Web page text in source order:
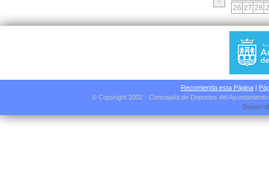
26 27 28
Recomienda esta Página |
© Copyright 2002 - Concejalía de Deportes del